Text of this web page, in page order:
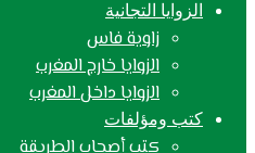
الزوايا التجانية
زاوية فاس
الزوايا خارج المغرب
الزوايا داخل المغرب
كتب ومؤلفات